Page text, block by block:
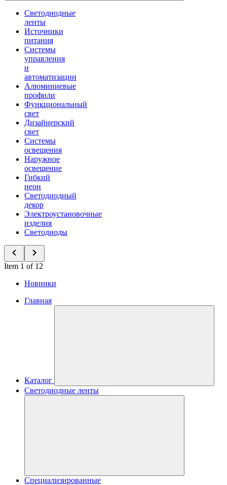
Светодиодные
ленты
Источники
питания
Системы
управления
и
автоматизации
Алюминиевые
профили
Функциональный
свет
Дизайнерский
свет
Системы
освещения
Наружное
освещение
Гибкий
неон
Светодиодный
декор
Электроустановочные
изделия
Светодиоды
Item 1 of 12
Новинки
Главная
Каталог
Светодиодные ленты
Специализированные